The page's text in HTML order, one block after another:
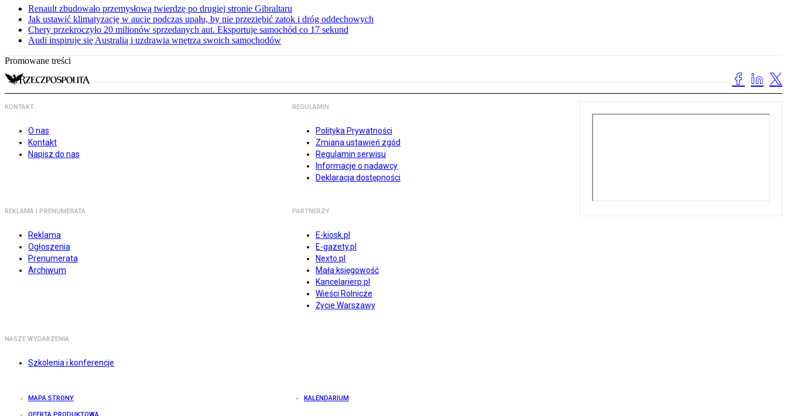
Renault zbudowało przemysłową twierdzę po drugiej stronie Gibraltaru
Jak ustawić klimatyzację w aucie podczas upału, by nie przeziębić zatok i dróg oddechowych
Chery przekroczyło 20 milionów sprzedanych aut. Eksportuje samochód co 17 sekund
Audi inspiruje się Australią i uzdrawia wnętrza swoich samochodów
Promowane treści
KONTAKT
O nas
Kontakt
Napisz do nas
REGULAMIN
Polityka Prywatności
Zmiana ustawień zgód
Regulamin serwisu
Informacje o nadawcy
Deklaracja dostępności
REKLAMA I PRENUMERATA
Reklama
Ogłoszenia
Prenumerata
Archiwum
PARTNERZY
E-kiosk.pl
E-gazety.pl
Nexto.pl
Mała księgowość
Kancelarierp.pl
Wieści Rolnicze
Życie Warszawy
NASZE WYDARZENIA
Szkolenia i konferencje
MAPA STRONY KALENDARIUM